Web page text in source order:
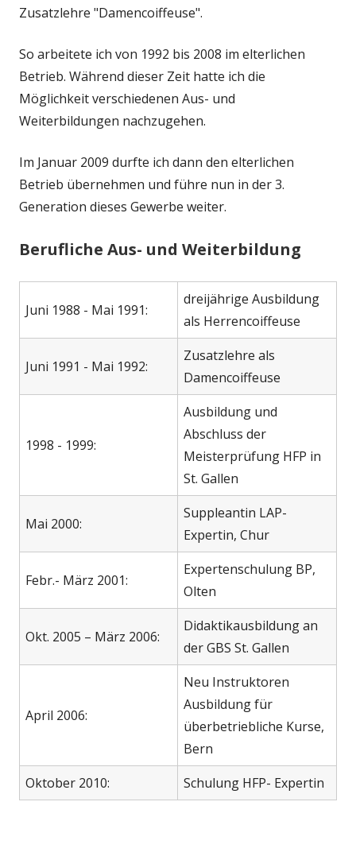
Zusatzlehre "Damencoiffeuse".
So arbeitete ich von 1992 bis 2008 im elterlichen
Betrieb. Während dieser Zeit hatte ich die
Möglichkeit verschiedenen Aus- und
Weiterbildungen nachzugehen.
Im Januar 2009 durfte ich dann den elterlichen
Betrieb übernehmen und führe nun in der 3.
Generation dieses Gewerbe weiter.
Berufliche Aus- und Weiterbildung
Juni 1988 - Mai 1991:
dreijährige Ausbildung
als Herrencoiffeuse
Juni 1991 - Mai 1992:
Zusatzlehre als
Damencoiffeuse
1998 - 1999:
Ausbildung und
Abschluss der
Meisterprüfung HFP in
St. Gallen
Mai 2000:
Suppleantin LAP-
Expertin, Chur
Febr.- März 2001:
Expertenschulung BP,
Olten
Okt. 2005 – März 2006:
Didaktikausbildung an
der GBS St. Gallen
April 2006:
Neu Instruktoren
Ausbildung für
überbetriebliche Kurse,
Bern
Oktober 2010:
Schulung HFP- Expertin